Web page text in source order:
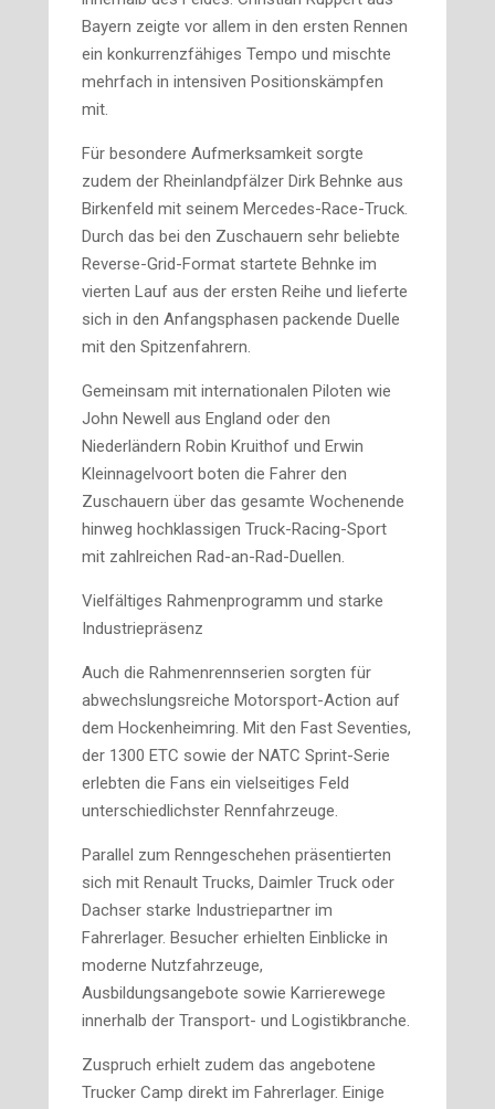
Bayern zeigte vor allem in den ersten Rennen
ein konkurrenzfähiges Tempo und mischte
mehrfach in intensiven Positionskämpfen
mit.
Für besondere Aufmerksamkeit sorgte
zudem der Rheinlandpfälzer Dirk Behnke aus
Birkenfeld mit seinem Mercedes-Race-Truck.
Durch das bei den Zuschauern sehr beliebte
Reverse-Grid-Format startete Behnke im
vierten Lauf aus der ersten Reihe und lieferte
sich in den Anfangsphasen packende Duelle
mit den Spitzenfahrern.
Gemeinsam mit internationalen Piloten wie
John Newell aus England oder den
Niederländern Robin Kruithof und Erwin
Kleinnagelvoort boten die Fahrer den
Zuschauern über das gesamte Wochenende
hinweg hochklassigen Truck-Racing-Sport
mit zahlreichen Rad-an-Rad-Duellen.
Vielfältiges Rahmenprogramm und starke
Industriepräsenz
Auch die Rahmenrennserien sorgten für
abwechslungsreiche Motorsport-Action auf
dem Hockenheimring. Mit den Fast Seventies,
der 1300 ETC sowie der NATC Sprint-Serie
erlebten die Fans ein vielseitiges Feld
unterschiedlichster Rennfahrzeuge.
Parallel zum Renngeschehen präsentierten
sich mit Renault Trucks, Daimler Truck oder
Dachser starke Industriepartner im
Fahrerlager. Besucher erhielten Einblicke in
moderne Nutzfahrzeuge,
Ausbildungsangebote sowie Karrierewege
innerhalb der Transport- und Logistikbranche.
Zuspruch erhielt zudem das angebotene
Trucker Camp direkt im Fahrerlager. Einige